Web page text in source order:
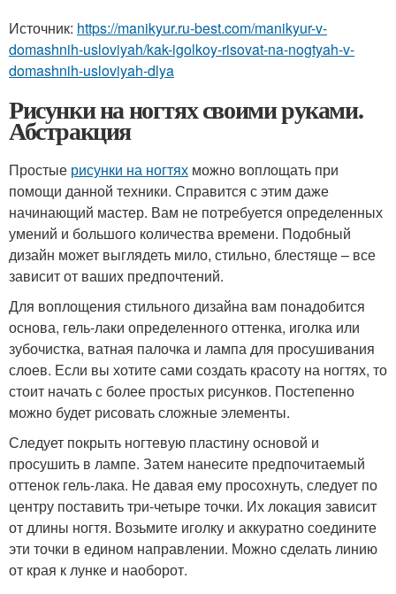
Источник: https://manikyur.ru-best.com/manikyur-v-
domashnih-usloviyah/kak-igolkoy-risovat-na-nogtyah-v-
domashnih-usloviyah-dlya
Рисунки на ногтях своими руками.
Абстракция
Простые рисунки на ногтях можно воплощать при
помощи данной техники. Справится с этим даже
начинающий мастер. Вам не потребуется определенных
умений и большого количества времени. Подобный
дизайн может выглядеть мило, стильно, блестяще – все
зависит от ваших предпочтений.
Для воплощения стильного дизайна вам понадобится
основа, гель-лаки определенного оттенка, иголка или
зубочистка, ватная палочка и лампа для просушивания
слоев. Если вы хотите сами создать красоту на ногтях, то
стоит начать с более простых рисунков. Постепенно
можно будет рисовать сложные элементы.
Следует покрыть ногтевую пластину основой и
просушить в лампе. Затем нанесите предпочитаемый
оттенок гель-лака. Не давая ему просохнуть, следует по
центру поставить три-четыре точки. Их локация зависит
от длины ногтя. Возьмите иголку и аккуратно соедините
эти точки в едином направлении. Можно сделать линию
от края к лунке и наоборот.